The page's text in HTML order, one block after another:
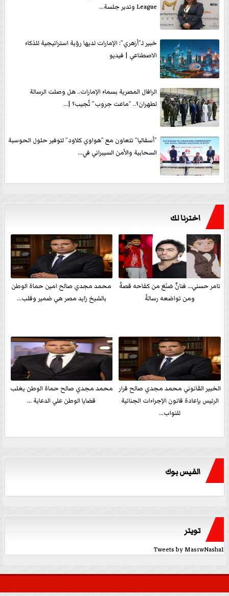
League وتدير جلسة...
خبير لـ”أزهري”: الإمارات لديها رؤية استراتيجية للذكاء
الاصطناعي | فيديو
الرافال المصرية بسماء الإمارات.. هل وصلت الرسالة
لطهران؟.. ”ماعت جروب” تُجيب؟ |...
”أسفاليا” تتعاون مع ”هواوي كلاود” لتوفير حلول الحوسبة
السحابية والأمن السيبراني في...
اخترنا لك
تامر حسني… فنانٌ صَنَعَ من كفاحه قصةً
ومن تواضعه رسالةً
محمد مجدي صالح امين حماة الوطن
بالشيخ زايد مصر هي ضمير وقلب...
الخبير القانوني محمد مجدي صالح قرار
الرئيس بإعادة قانون الإجراءات الجنائية
للنواب...
محمد مجدي صالح حماة الوطن يغلب
قضايا الوطن علي الدعاية ...
الفيس بوك
تويتر
Tweets by MasrwNasha1